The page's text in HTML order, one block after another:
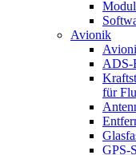
Avionik
ADS-
für
GPS-